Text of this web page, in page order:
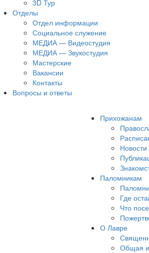
3D Тур
Отделы
Отдел информации
Социальное служение
МЕДИА — Видеостудия
МЕДИА — Звукостудия
Мастерские
Вакансии
Контакты
Вопросы и ответы
Прихожанам
Новости
Паломникам
Где
Что
О Лавре
Общая